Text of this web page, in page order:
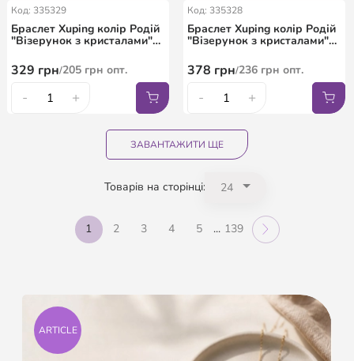
Код: 335329
Браслет Xuping колір Родій
"Візерунок з кристалами"
16.5,18.5см х 6-10мм
329 грн/205 грн опт.
- +
Код: 335328
Браслет Xuping колір Родій
"Візерунок з кристалами"
17.5,19.5см х 6-8мм
378 грн/236 грн опт.
- +
ЗАВАНТАЖИТИ ЩЕ
Товарів на сторінці:
1 2 3 4 5 ... 139
ARTICLE